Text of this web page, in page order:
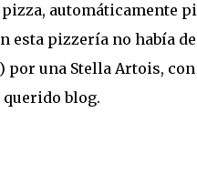
automáticamente
esta pizzería no había
por una Stella Artois,
blog.